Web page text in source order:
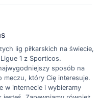
lig piłkarskich na świecie,
1 z Sporticos.
sposób na
meczu, który Cię interesuje.
w internecie i wybieramy